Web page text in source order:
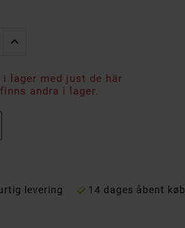
lager med just de här
andra i lager.
levering 14 dages åbent køb